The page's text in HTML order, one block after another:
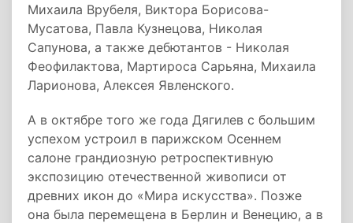
Михаила Врубеля, Виктора Борисова-
Мусатова, Павла Кузнецова, Николая
Сапунова, а также дебютантов - Николая
Феофилактова, Мартироса Сарьяна, Михаила
Ларионова, Алексея Явленского.
А в октябре того же года Дягилев с большим
успехом устроил в парижском Осеннем
салоне грандиозную ретроспективную
экспозицию отечественной живописи от
древних икон до «Мира искусства». Позже
она была перемещена в Берлин и Венецию, а в